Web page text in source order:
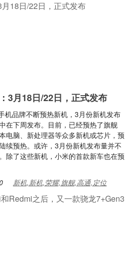
3月18日/22日，正式发布
机品牌不断预热新机，3月份新机发布
在下周发布。目前，已经预热了旗舰
电脑、新处理器等众多新机或芯片，预
续预热。或许，3月份新机发布量并不
除了这些新机，小米的首款新车也在预
新机,新机,荣耀,旗舰,高通,定位